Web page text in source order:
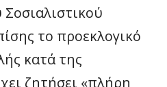
το προεκλογικό
κατά της
ζητήσει «πλήρη